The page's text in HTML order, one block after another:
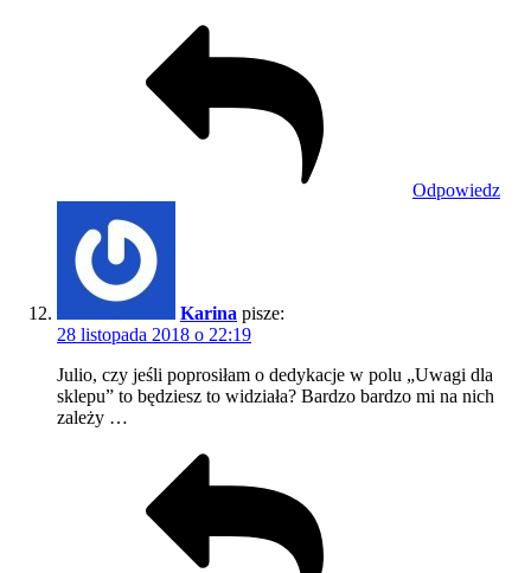
Odpowiedz
Karina pisze:
28 listopada 2018 o 22:19
Julio, czy jeśli poprosiłam o dedykacje w polu „Uwagi dla
sklepu” to będziesz to widziała? Bardzo bardzo mi na nich
zależy …